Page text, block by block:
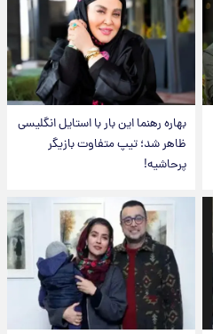
بهاره رهنما این بار با استایل انگلیسی
ظاهر شد؛ تیپ متفاوت بازیگر
پرحاشیه!